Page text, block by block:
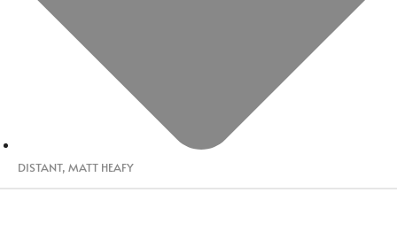
DISTANT, MATT HEAFY